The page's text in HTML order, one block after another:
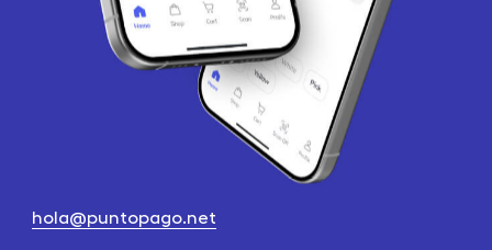
hola@puntopago.net